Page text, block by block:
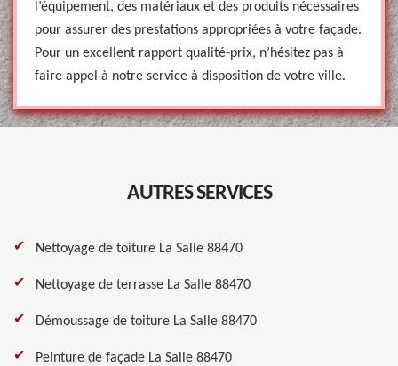
l’équipement, des matériaux et des produits nécessaires
pour assurer des prestations appropriées à votre façade.
Pour un excellent rapport qualité-prix, n’hésitez pas à
faire appel à notre service à disposition de votre ville.
AUTRES SERVICES
Nettoyage de toiture La Salle 88470
Nettoyage de terrasse La Salle 88470
Démoussage de toiture La Salle 88470
Peinture de façade La Salle 88470